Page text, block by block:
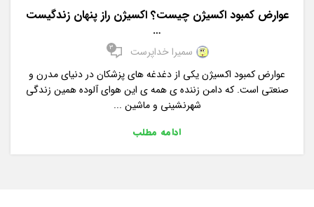
مربوط به جسم
عوارض کمبود اکسیژن چیست؟ اکسیژن راز پنهان زندگیست
…
سمیرا خداپرست 3
عوارض کمبود اکسیژن یکی از دغدغه های پزشکان در دنیای مدرن و
صنعتی است. که دامن زننده ی همه ی این هوای آلوده همین زندگی
شهرنشینی و ماشین ...
ادامه مطلب